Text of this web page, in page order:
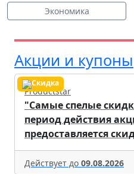
Экономика
Акции и купоны
Productstar
"Самые спелые
период действия
предоставляется
Действует до 09.08.2026